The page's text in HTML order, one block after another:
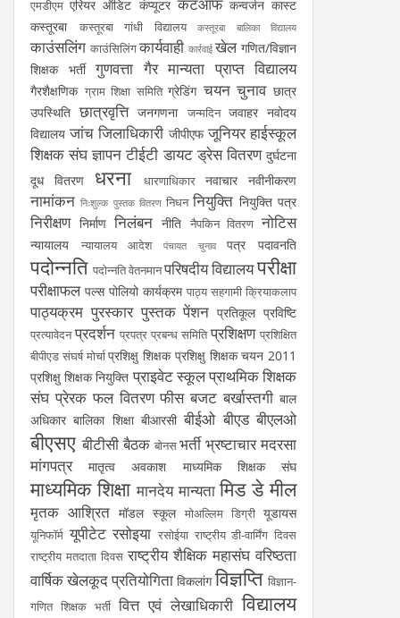
एमडीएम एरियर ऑडिट कंप्यूटर
कन्वर्जन कास्ट
कस्तूरबा
कस्तूरबा गांधी विद्यालय कस्तूरबा बालिका विद्यालय
काउंसलिंग काउंसिलिंग कार्यवाही कार्रवाई खेल गणित/विज्ञान
शिक्षक भर्ती
गुणवत्ता गैर मान्यता प्राप्त विद्यालय
गैरशैक्षणिक ग्राम शिक्षा समिति ग्रेडिंग चयन चुनाव छात्र
उपस्थिति छात्रवृत्ति जनगणना जन्मदिन जवाहर नवोदय
विद्यालय जांच जिलाधिकारी जीपीएफ जूनियर हाईस्कूल
शिक्षक संघ ज्ञापन टीईटी डायट ड्रेस वितरण दुर्घटना
दूध वितरण
धरना धारणाधिकार नवाचार नवीनीकरण
नामांकन निःशुल्क पुस्तक वितरण निधन नियुक्ति नियुक्ति पत्र
निरीक्षण निर्माण निलंबन नीति नैपकिन वितरण नोटिस
न्यायालय न्यायालय आदेश पंचायत चुनाव पत्र पदावनति
पदोन्नति पदोन्नति वेतनमानपरिषदीय विद्यालयपरीक्षा
परीक्षाफल पल्स पोलियो कार्यक्रम पाठ्य सहगामी क्रियाकलाप
पाठ्यक्रम पुरस्कार पुस्तक पेंशन प्रतिकूल प्रविष्टि
प्रत्यावेदन प्रदर्शन प्रपत्र प्रबन्ध समिति प्रशिक्षण प्रशिक्षित
बीपीएड संघर्ष मोर्चा प्रशिक्षु शिक्षक प्रशिक्षु शिक्षक चयन 2011
प्रशिक्षु शिक्षक नियुक्ति प्राइवेट स्कूलप्राथमिक शिक्षक
संघ प्रेरक फल वितरण फीस बजट बर्खास्तगी बाल
अधिकार बालिका शिक्षा बीआरसी बीईओ बीएड बीएलओ
बीएसए बीटीसी बैठक बोनस भर्ती भ्रष्टाचार मदरसा
मांगपत्र
मातृत्व अवकाश माध्यमिक शिक्षक संघ
माध्यमिक शिक्षा मानदेय मान्यता मिड डे मील
मृतक आश्रित मॉडल स्कूल मोअल्लिम डिग्री यूडायस
यूनिफॉर्म यूपीटेट रसोइया रसोईया राष्ट्रीय डी-वार्मिंग दिवस
राष्ट्रीय मतदाता दिवस राष्ट्रीय शैक्षिक महासंघ वरिष्ठता
वार्षिक खेलकूद प्रतियोगिता विकलांग विज्ञप्ति विज्ञान-
गणित शिक्षक भर्ती वित्त एवं लेखाधिकारी विद्यालय